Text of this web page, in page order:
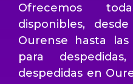
Ofrecemos
disponibles,
Ourense hasta
para
despedidas en